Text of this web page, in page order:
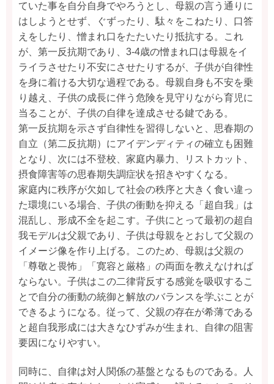
ていた事を自分自身でやろうとし、母親の言う通りに
はしようとせず、ぐずったり、駄々をこねたり、口答
えをしたり、憎まれ口をたたいたり抵抗する。これ
が、第一反抗期であり、3-4歳の憎まれ口は母親をイ
ライラさせたり不安にさせたりするが、子供が自律性
を身に着ける大切な過程である。母親自身も不安を乗
り越え、子供の成長に伴う危険を見守りながら育児に
当ることが、子供の自律を達成させる鍵である。
第一反抗期を示さず自律性を習得しないと、思春期の
自立（第二反抗期）にアイデンディティの確立も困難
となり、次には不登校、家庭内暴力、リストカット、
摂食障害等の思春期失調症状を招きやすくなる。
家庭内に秩序が欠如して社会の秩序と大きく食い違っ
た環境にいる場合、子供の衝動を抑える「超自我」は
混乱し、形成不全を起こす。子供にとって最初の超自
我モデルは父親であり、子供は母親をとおして父親の
イメージ像を作り上げる。このため、母親は父親の
「尊敬と畏怖」「寛容と厳格」の両面を教えなければ
ならない。子供はこの二律背反する感覚を吸収するこ
とで自分の衝動の統御と解放のバランスを学ぶことが
できるようになる。従って、父親の存在が希薄である
と超自我形成には大きなひずみが生まれ、自律の阻害
要因になりやすい。
同時に、自律は対人関係の基盤となるものである。人